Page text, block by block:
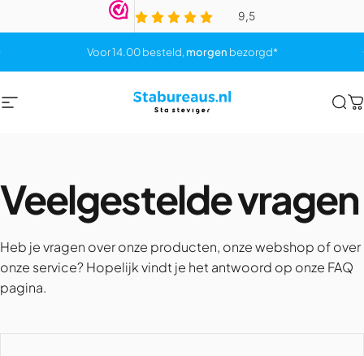
Voor 14.00 besteld, morgen bezorgd*
Site navigation Stabureaus.nl
Veelgesteldevragen
Heb je vragen over onze producten, onze webshop of over
onze service? Hopelijk vindt je het antwoord op onze FAQ
pagina.